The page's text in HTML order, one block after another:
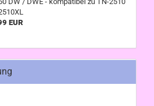
EUR